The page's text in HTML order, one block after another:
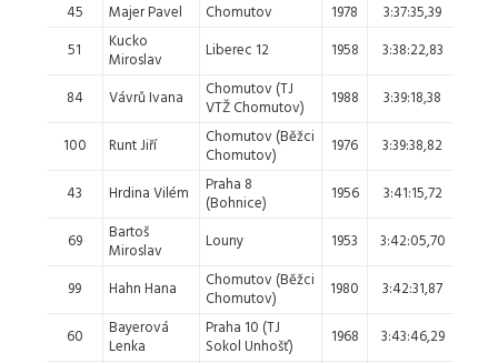
45 Majer Pavel Chomutov 1978 3:37:35,39
51
Kucko
Miroslav
Liberec 12 1958 3:38:22,83
84 Vávrů Ivana
Chomutov (TJ
VTŽ Chomutov)
1988 3:39:18,38
100 Runt Jiří
Chomutov (Běžci
Chomutov)
1976 3:39:38,82
43 Hrdina Vilém
Praha 8
(Bohnice)
1956 3:41:15,72
69
Bartoš
Miroslav
Louny 1953 3:42:05,70
99 Hahn Hana
Chomutov (Běžci
Chomutov)
1980 3:42:31,87
60
Bayerová
Lenka
Praha 10 (TJ
Sokol Unhošť)
1968 3:43:46,29